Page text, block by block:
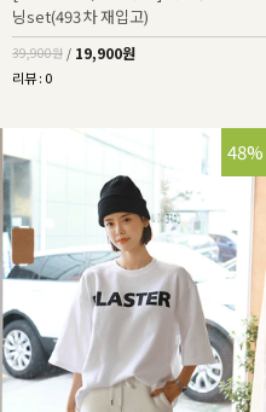
닝set(493차 재입고)
39,900원 / 19,900원
리뷰 : 0
48%